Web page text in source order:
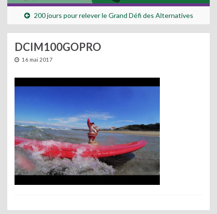
200 jours pour relever le Grand Défi des Alternatives
DCIM100GOPRO
16 mai 2017